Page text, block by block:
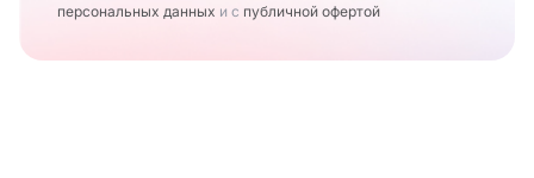
персональных данных и с публичной офертой